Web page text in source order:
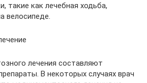
такие как лечебная ходьба,
велосипеде.
лечения составляют
В некоторых случаях врач